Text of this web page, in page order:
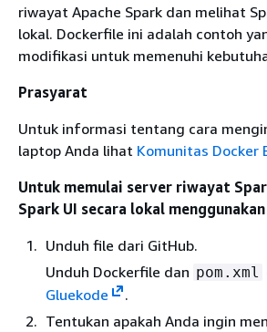
riwayat Apache Spark dan melihat
lokal. Dockerfile ini adalah contoh
modifikasi untuk memenuhi
Prasyarat
Untuk informasi tentang cara
laptop Anda lihat Komunitas Docker
Untuk memulai server riwayat
Spark UI secara lokal
Unduh file dari GitHub.
Unduh Dockerfile dan pom.xml
Gluekode
.
Tentukan apakah Anda ingin